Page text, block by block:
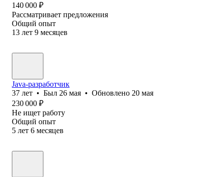
140 000 ₽
Рассматривает предложения
Общий опыт
13 лет 9 месяцев
Java-разработчик
37 лет • Был 26 мая • Обновлено 20 мая
230 000 ₽
Не ищет работу
Общий опыт
5 лет 6 месяцев